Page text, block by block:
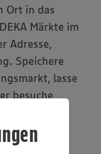
Ort in das
Märkte im
Adresse,
Speichere
lasse
besuche